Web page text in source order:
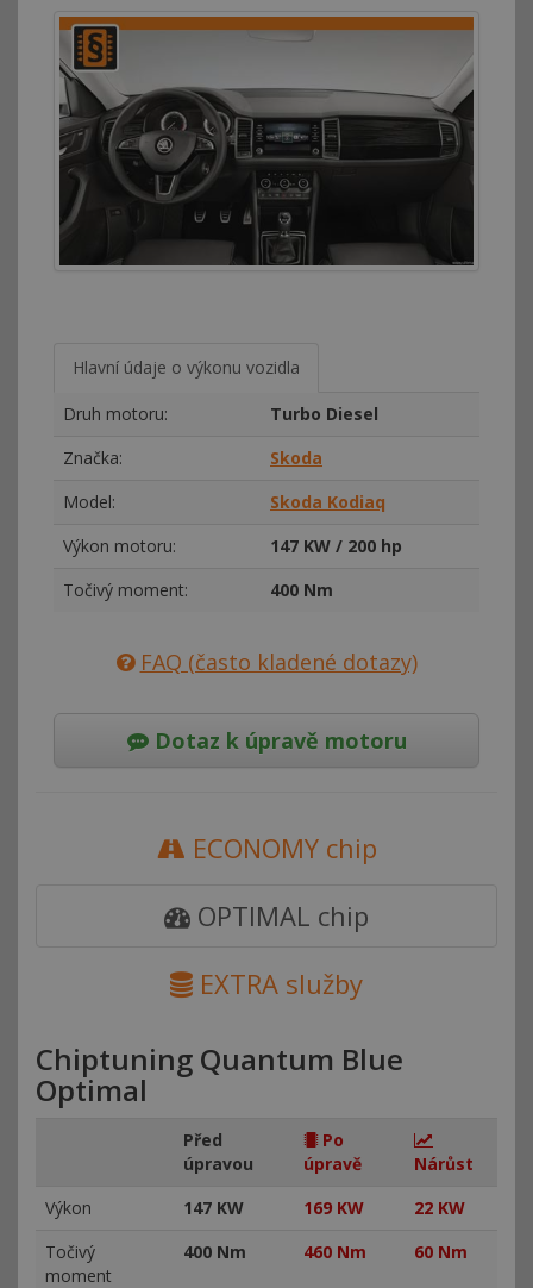
Hlavní údaje o výkonu vozidla
Druh motoru:
Turbo Diesel
Značka:
Skoda
Model:
Skoda Kodiaq
Výkon motoru:
147 KW / 200 hp
Točivý moment:
400 Nm
FAQ (často kladené dotazy)
Dotaz k úpravě motoru
ECONOMY chip
OPTIMAL chip
EXTRA služby
Chiptuning Quantum Blue
Optimal
Před
úpravou
Po
úpravě
Nárůst
Výkon
147 KW 169 KW
22 KW
Točivý
moment
400 Nm 460 Nm 60 Nm